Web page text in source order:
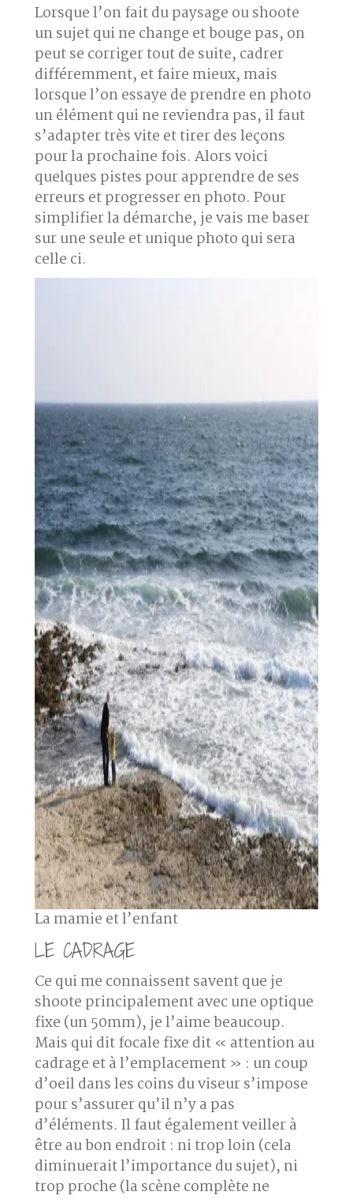
Lorsque l’on fait du paysage ou shoote
un sujet qui ne change et bouge pas, on
peut se corriger tout de suite, cadrer
différemment, et faire mieux, mais
lorsque l’on essaye de prendre en photo
un élément qui ne reviendra pas, il faut
s’adapter très vite et tirer des leçons
pour la prochaine fois. Alors voici
quelques pistes pour apprendre de ses
erreurs et progresser en photo. Pour
simplifier la démarche, je vais me baser
sur une seule et unique photo qui sera
celle ci.
La mamie et l’enfant
LE CADRAGE
Ce qui me connaissent savent que je
shoote principalement avec une optique
fixe (un 50mm), je l’aime beaucoup.
Mais qui dit focale fixe dit « attention au
cadrage et à l’emplacement » : un coup
d’oeil dans les coins du viseur s’impose
pour s’assurer qu’il n’y a pas
d’éléments. Il faut également veiller à
être au bon endroit : ni trop loin (cela
diminuerait l’importance du sujet), ni
trop proche (la scène complète ne